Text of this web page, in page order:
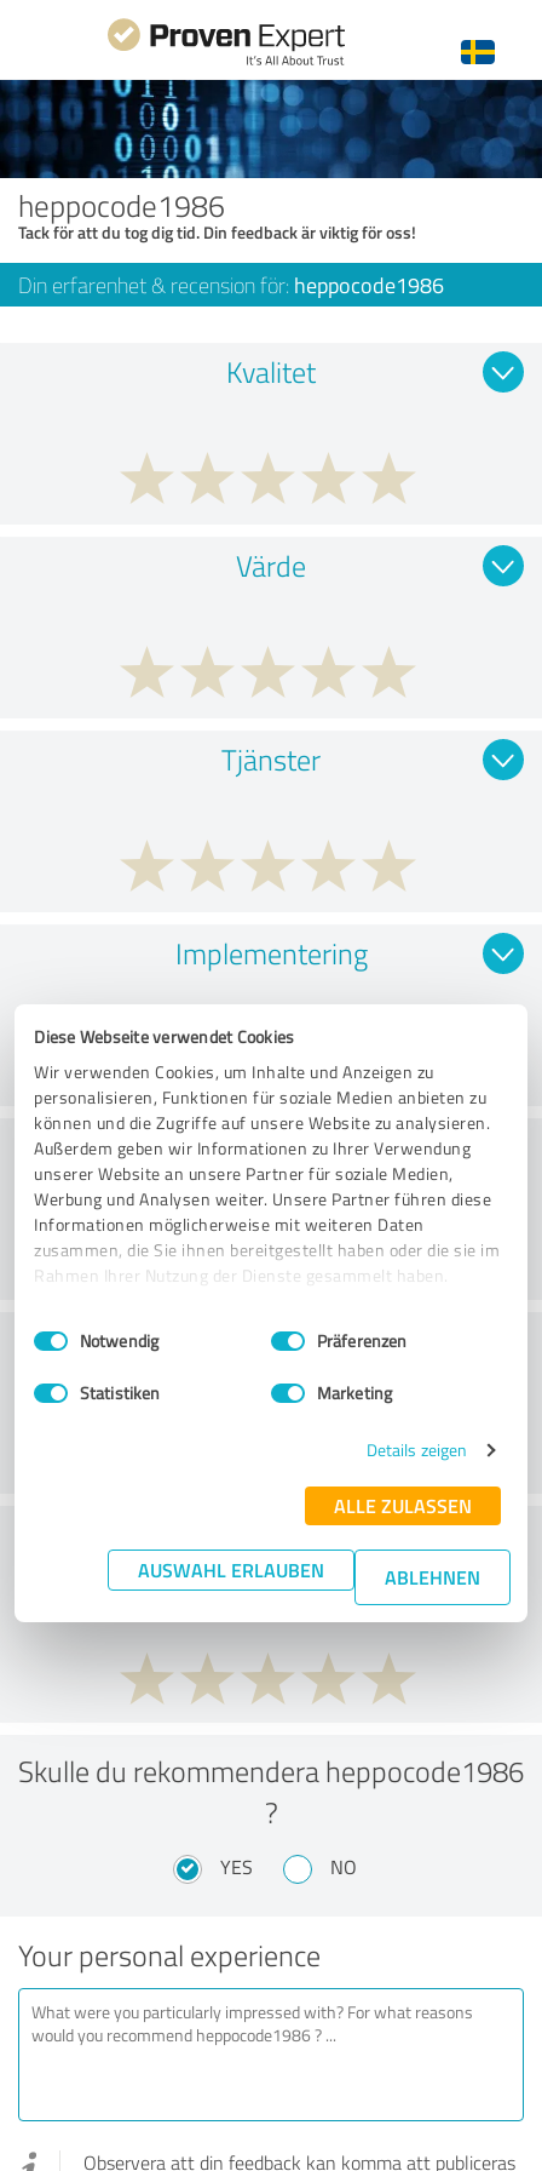
Diese Webseite verwendet Cookies
Wir verwenden Cookies, um Inhalte und Anzeigen zu
personalisieren, Funktionen für soziale Medien anbieten zu
können und die Zugriffe auf unsere Website zu analysieren.
Außerdem geben wir Informationen zu Ihrer Verwendung
unserer Website an unsere Partner für soziale Medien,
Werbung und Analysen weiter. Unsere Partner führen diese
Informationen möglicherweise mit weiteren Daten
zusammen, die Sie ihnen bereitgestellt haben oder die sie im
Rahmen Ihrer Nutzung der Dienste gesammelt haben.
Impressum Datenschutzbestimmungen
Einwilligungsauswahl
Notwendig Präferenzen
Statistiken Marketing
Details zeigen
ALLE ZULASSEN
AUSWAHL ERLAUBEN ABLEHNEN
heppocode1986
Tack för att du tog dig tid. Din feedback är viktig för oss!
Din erfarenhet & recension för: heppocode1986
Kvalitet
Värde
Tjänster
Implementering
Rådgivning
Kundservice
What do you think of the price to
performance ratio?
Skulle du rekommendera heppocode1986
?
YES NO
Your personal experience
Observera att din feedback kan komma att publiceras